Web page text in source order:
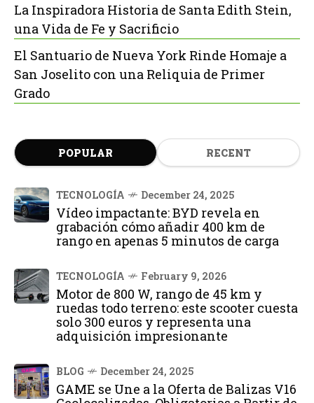
La Inspiradora Historia de Santa Edith Stein,
una Vida de Fe y Sacrificio
El Santuario de Nueva York Rinde Homaje a
San Joselito con una Reliquia de Primer
Grado
POPULAR RECENT
TECNOLOGÍA December 24, 2025
Vídeo impactante: BYD revela en
grabación cómo añadir 400 km de
rango en apenas 5 minutos de carga
TECNOLOGÍA February 9, 2026
Motor de 800 W, rango de 45 km y
ruedas todo terreno: este scooter cuesta
solo 300 euros y representa una
adquisición impresionante
BLOG December 24, 2025
GAME se Une a la Oferta de Balizas V16